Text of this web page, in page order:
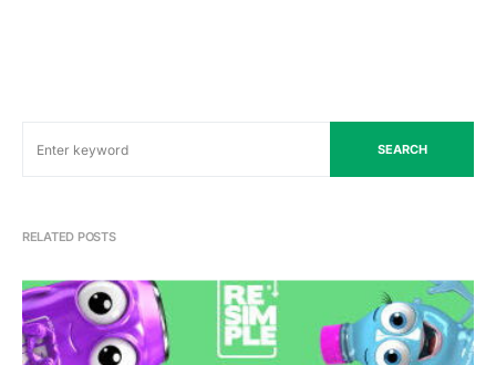
SEARCH
RELATED POSTS